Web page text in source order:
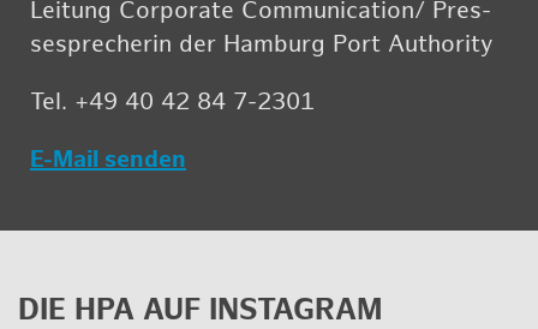
Lei­tung Cor­po­ra­te Com­mu­ni­ca­ti­on/ Pres­
se­spre­che­rin der Ham­burg Port Aut­ho­ri­ty
Tel. +49 40 42 84 7-2301
E-Mail sen­den
DIE HPA AUF INS­TA­GRAM